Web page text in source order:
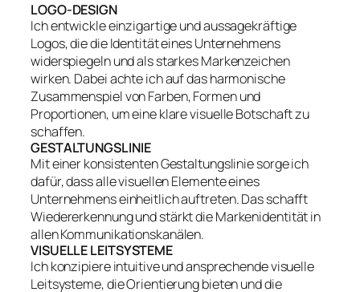
LOGO-DESIGN
Ich entwickle einzigartige und aussagekräftige
Logos, die die Identität eines Unternehmens
widerspiegeln und als starkes Markenzeichen
wirken. Dabei achte ich auf das harmonische
Zusammenspiel von Farben, Formen und
Proportionen, um eine klare visuelle Botschaft zu
schaffen.
GESTALTUNGSLINIE
Mit einer konsistenten Gestaltungslinie sorge ich
dafür, dass alle visuellen Elemente eines
Unternehmens einheitlich auftreten. Das schafft
Wiedererkennung und stärkt die Markenidentität in
allen Kommunikationskanälen.
VISUELLE LEITSYSTEME
Ich konzipiere intuitive und ansprechende visuelle
Leitsysteme, die Orientierung bieten und die